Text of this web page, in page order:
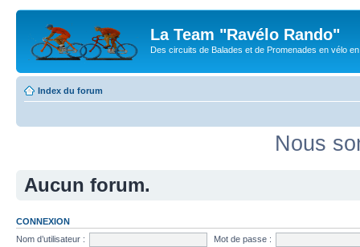
La Team "Ravélo Rando"
Des circuits de Balades et de Promenades en vélo
Index du forum
Nous
Aucun forum.
CONNEXION
Nom d’utilisateur :
Mot de passe :